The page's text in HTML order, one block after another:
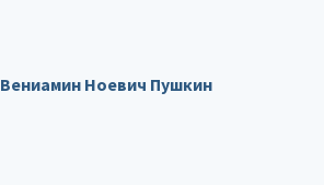
Вениамин Ноевич Пушкин